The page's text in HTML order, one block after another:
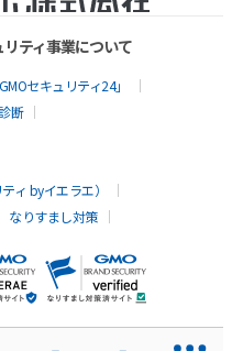
ティ事業について
セキュリティ24」
断
ィ byイエラエ）
なりすまし対策